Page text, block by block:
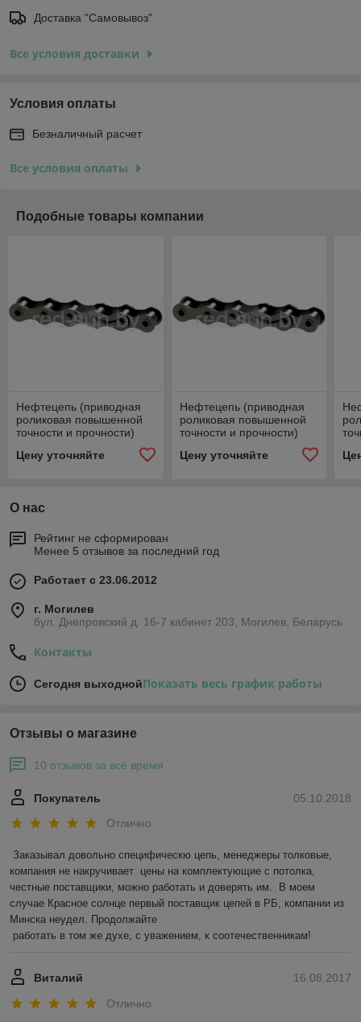
Доставка "Самовывоз"
Все условия доставки
Условия оплаты
Безналичный расчет
Все условия оплаты
Подобные товары компании
Нефтецепь (приводная
роликовая повышенной
точности и прочности)
Цену уточняйте
Нефтецепь (приводная
роликовая повышенной
точности и прочности)
Цену уточняйте
О нас
Рейтинг не сформирован
Менее 5 отзывов за последний год
Работает с 23.06.2012
г. Могилев
бул. Днепровский д. 16-7 кабинет 203, Могилев, Беларусь
Контакты
Сегодня выходнойПоказать весь график работы
Отзывы о магазине
10 отзывов за всё время
05.10.2018
Покупатель
Отлично
Заказывал довольно специфическю цепь, менеджеры толковые,
компания не накручивает  цены на комплектующие с потолка,
честные поставщики, можно работать и доверять им.  В моем
случае Красное солнце первый поставщик цепей в РБ, компании из
Минска неудел. Продолжайте
работать в том же духе, с уважением, к соотечественникам!
16.08.2017
Виталий
Отлично